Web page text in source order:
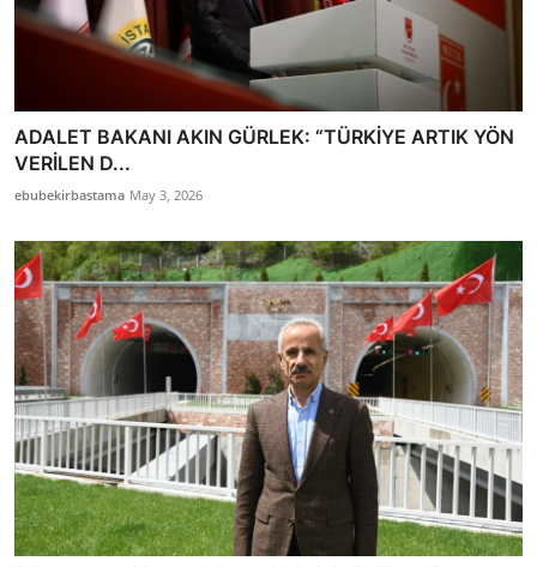
ADALET BAKANI AKIN GÜRLEK: “TÜRKİYE ARTIK YÖN
VERİLEN D...
ebubekirbastama May 3, 2026